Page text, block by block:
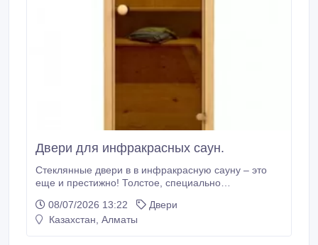
Двери для инфракрасных саун.
Стеклянные двери в в инфракрасную сауну – это
еще и престижно! Толстое, специально
применяется для производства подобных дверей,
во все времена являлось символом благополучия,
08/07/2026 13:22
Двери
Казахстан, Алматы